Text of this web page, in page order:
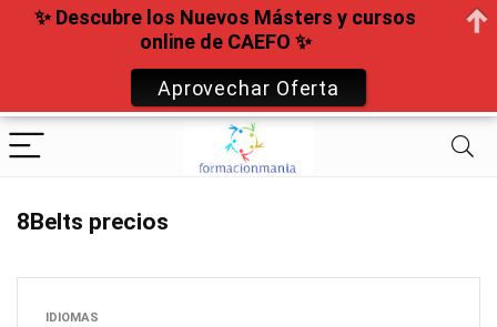
8Belts precios
IDIOMAS
✨ Descubre los Nuevos Másters y cursos
online de CAEFO ✨
Aprovechar Oferta